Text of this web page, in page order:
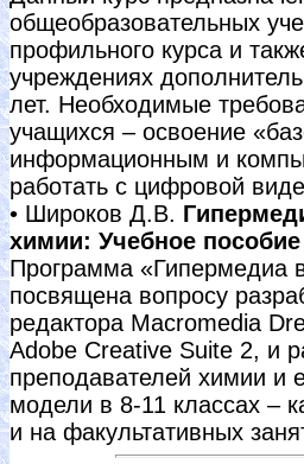
общеобразовательных
профильного курса и
учреждениях
лет. Необходимые
учащихся – освоение
информационным и
работать с цифровой
• Широков Д.В.
химии: Учебное пособие
Программа «Гипермедиа
посвящена вопросу
редактора Macromedia
Adobe Creative Suite 2, и
преподавателей химии и
модели в 8-11 классах –
и на факультативных